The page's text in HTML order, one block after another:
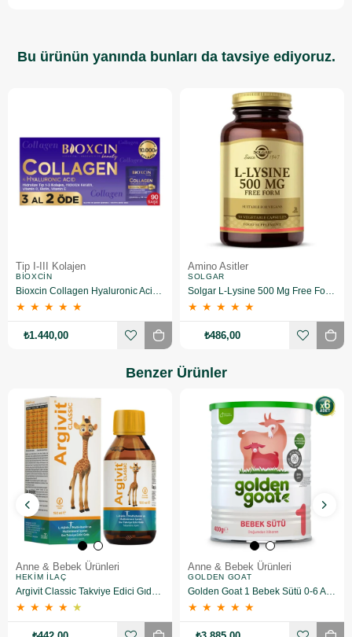
Bu ürünün yanında bunları da tavsiye ediyoruz.
Tip I-III Kolajen
BIOXCIN
Bioxcin Collagen Hyaluronic Acid Hidrolize Tip 1-3 Kolajen 90 Saşe
★ ★ ★ ★ ★
₺1.440,00
Amino Asitler
SOLGAR
Solgar L-Lysine 500 Mg Free Form 50 Kapsül
★ ★ ★ ★ ★
₺486,00
Benzer Ürünler
Anne & Bebek Ürünleri
HEKIM İLAÇ
Argivit Classic Takviye Edici Gıda 150 ml
★ ★ ★ ★ ★
Anne & Bebek Ürünleri
GOLDEN GOAT
Golden Goat 1 Bebek Sütü 0-6 Ay 400 gr 6 Adet
★ ★ ★ ★ ★